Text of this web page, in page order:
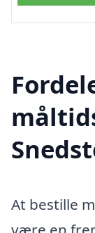
At bestille